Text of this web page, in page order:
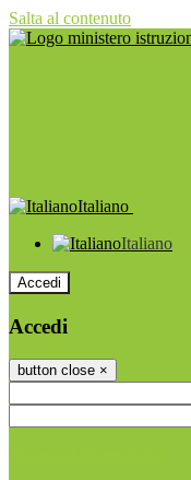
Salta al contenuto
Italiano
Italiano
Accedi
Accedi
button close ×